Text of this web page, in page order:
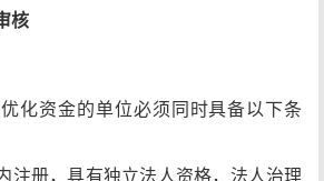
核
化资金的单位必须同时具备以下条
注册，具有独立法人资格，法人治理